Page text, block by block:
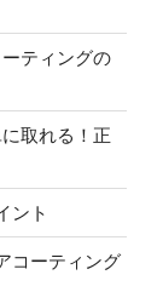
ティングの
取れる！正
ント
コーティング